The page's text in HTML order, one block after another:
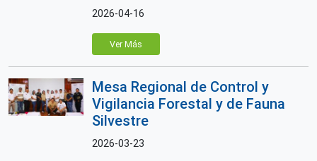
2026-04-16
Ver Más
Mesa Regional de Control y
Vigilancia Forestal y de Fauna
Silvestre
2026-03-23